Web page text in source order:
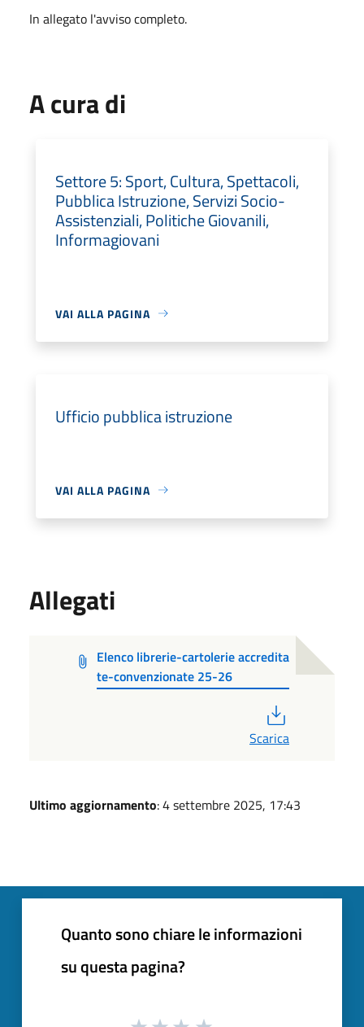
In allegato l'avviso completo.
A cura di
Settore 5: Sport, Cultura, Spettacoli,
Pubblica Istruzione, Servizi Socio-
Assistenziali, Politiche Giovanili,
Informagiovani
VAI ALLA PAGINA
Ufficio pubblica istruzione
VAI ALLA PAGINA
Allegati
Elenco librerie-cartolerie accredita
te-convenzionate 25-26
Scarica
Ultimo aggiornamento: 4 settembre 2025, 17:43
Quanto sono chiare le informazioni
su questa pagina?